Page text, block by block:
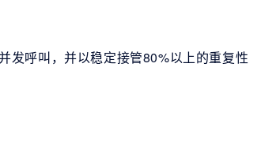
发呼叫，并以稳定接管80%以上的重复性